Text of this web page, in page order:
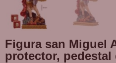
Figura san Miguel
protector, pedestal